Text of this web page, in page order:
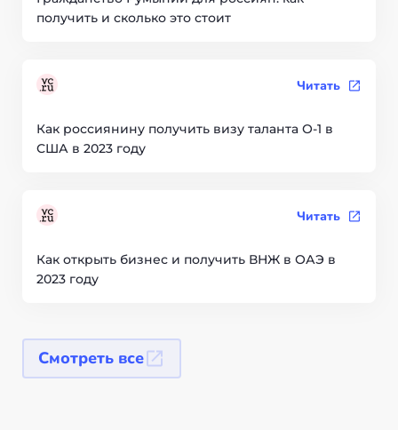
Смотреть все
получить и сколько это стоит
Читать
Как россиянину получить визу таланта О-1 в
США в 2023 году
Читать
Как открыть бизнес и получить ВНЖ в ОАЭ в
2023 году